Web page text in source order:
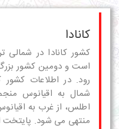
کانادا
کشور کانادا در شمالی
است و دومین کشور
رود. در اطلاعات کشور
شمال به اقیانوس
اطلس، از غرب به
منتهی می شود. پایتخت